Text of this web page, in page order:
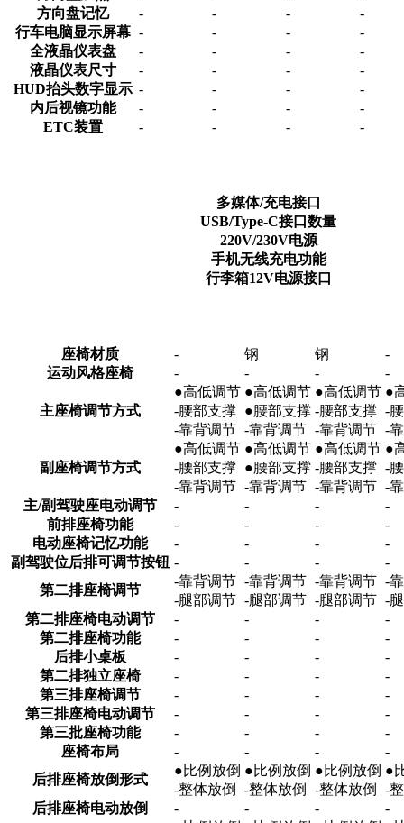
方向盘记忆
- - -
-
行车电脑显示屏幕 - - -
-
全液晶仪表盘
- - -
-
液晶仪表尺寸
- - -
-
HUD抬头数字显示 - - -
-
内后视镜功能
- - -
-
ETC装置
- - - -
多媒体/充电接口
USB/Type-C接口数量
220V/230V电源
手机无线充电功能
行李箱12V电源接口
座椅材质 - 钢 钢
-
运动风格座椅
- - - -
主座椅调节方式
●高低调节
-腰部支撑
-靠背调节
●高低调节
●腰部支撑
-靠背调节
●高低调节
-腰部支撑
-靠背调节
●
-
-
副座椅调节方式
●高低调节
-腰部支撑
-靠背调节
●高低调节
●腰部支撑
-靠背调节
●高低调节
-腰部支撑
-靠背调节
●
-
-
主/副驾驶座电动调节
- - -
-
前排座椅功能
- - -
-
电动座椅记忆功能
- - -
-
副驾驶位后排可调节按钮 - - -
-
第二排座椅调节
-靠背调节
-腿部调节
-靠背调节
-腿部调节
-靠背调节
-腿部调节
-
-
第二排座椅电动调节
- - -
-
第二排座椅功能
- - -
-
后排小桌板
- - -
-
第二排独立座椅
- - -
-
第三排座椅调节
- - -
-
第三排座椅电动调节
- - -
-
第三批座椅功能
- - -
-
座椅布局
- - -
-
后排座椅放倒形式
●比例放倒
-整体放倒
●比例放倒
-整体放倒
●比例放倒
-整体放倒
●
-
后排座椅电动放倒
- - -
-